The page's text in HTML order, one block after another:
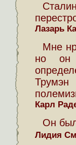
Лазарь
Мне
но он
Карл
Он
Лидия